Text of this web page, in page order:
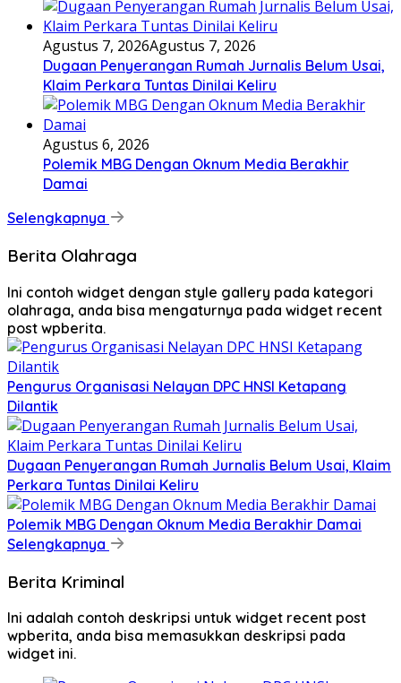
Agustus 7, 2026Agustus 7, 2026
Dugaan Penyerangan Rumah Jurnalis Belum Usai,
Klaim Perkara Tuntas Dinilai Keliru
Agustus 6, 2026
Polemik MBG Dengan Oknum Media Berakhir
Damai
Selengkapnya
Berita Olahraga
Ini contoh widget dengan style gallery pada kategori
olahraga, anda bisa mengaturnya pada widget recent
post wpberita.
Pengurus Organisasi Nelayan DPC HNSI Ketapang
Dilantik
Dugaan Penyerangan Rumah Jurnalis Belum Usai, Klaim
Perkara Tuntas Dinilai Keliru
Polemik MBG Dengan Oknum Media Berakhir Damai
Selengkapnya
Berita Kriminal
Ini adalah contoh deskripsi untuk widget recent post
wpberita, anda bisa memasukkan deskripsi pada
widget ini.